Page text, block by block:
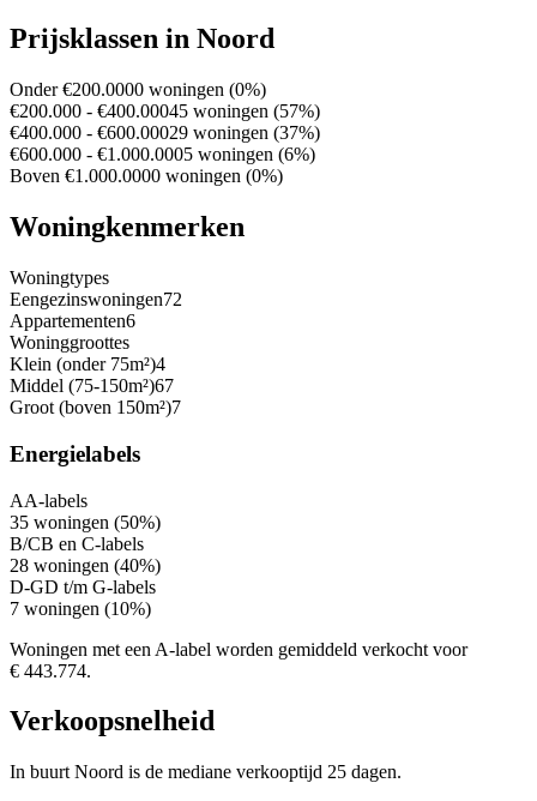
Prijsklassen in Noord
Onder €200.0000 woningen (0%)
€200.000 - €400.00045 woningen (57%)
€400.000 - €600.00029 woningen (37%)
€600.000 - €1.000.0005 woningen (6%)
Boven €1.000.0000 woningen (0%)
Woningkenmerken
Woningtypes
Eengezinswoningen72
Appartementen6
Woninggroottes
Klein (onder 75m²)4
Middel (75-150m²)67
Groot (boven 150m²)7
Energielabels
AA-labels
35 woningen (50%)
B/CB en C-labels
28 woningen (40%)
D-GD t/m G-labels
7 woningen (10%)
Woningen met een A-label worden gemiddeld verkocht voor
€ 443.774.
Verkoopsnelheid
In buurt Noord is de mediane verkooptijd 25 dagen.